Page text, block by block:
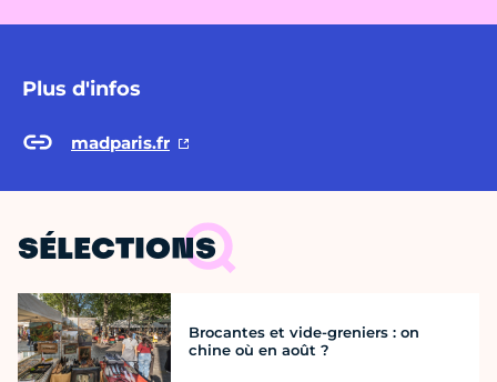
Plus d'infos
madparis.fr
SÉLECTIONS
Brocantes et vide-greniers : on
chine où en août ?